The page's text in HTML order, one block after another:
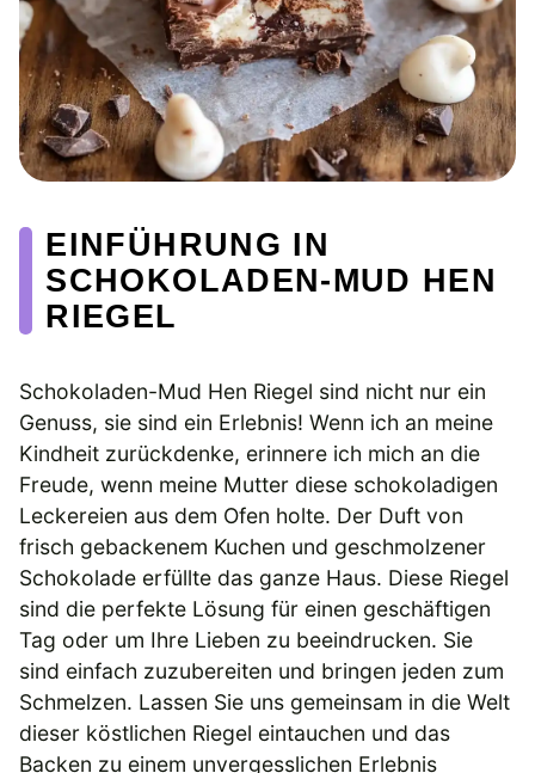
EINFÜHRUNG IN
SCHOKOLADEN-MUD HEN
RIEGEL
Schokoladen-Mud Hen Riegel sind nicht nur ein
Genuss, sie sind ein Erlebnis! Wenn ich an meine
Kindheit zurückdenke, erinnere ich mich an die
Freude, wenn meine Mutter diese schokoladigen
Leckereien aus dem Ofen holte. Der Duft von
frisch gebackenem Kuchen und geschmolzener
Schokolade erfüllte das ganze Haus. Diese Riegel
sind die perfekte Lösung für einen geschäftigen
Tag oder um Ihre Lieben zu beeindrucken. Sie
sind einfach zuzubereiten und bringen jeden zum
Schmelzen. Lassen Sie uns gemeinsam in die Welt
dieser köstlichen Riegel eintauchen und das
Backen zu einem unvergesslichen Erlebnis